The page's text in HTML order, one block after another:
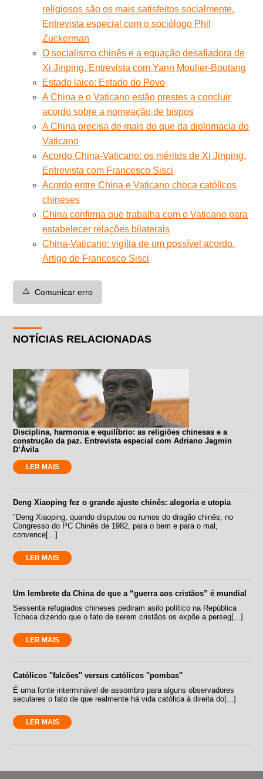
religiosos são os mais satisfeitos socialmente.
Entrevista especial com o sociólogo Phil
Zuckerman
O socialismo chinês e a equação desafiadora de
Xi Jinping. Entrevista com Yann Moulier-Boutang
Estado laico: Estado do Povo
A China e o Vaticano estão prestes a concluir
acordo sobre a nomeação de bispos
A China precisa de mais do que da diplomacia do
Vaticano
Acordo China-Vaticano: os méritos de Xi Jinping.
Entrevista com Francesco Sisci
Acordo entre China e Vaticano choca católicos
chineses
China confirma que trabalha com o Vaticano para
estabelecer relações bilaterais
China-Vaticano: vigília de um possível acordo.
Artigo de Francesco Sisci
⚠️ Comunicar erro
NOTÍCIAS RELACIONADAS
Disciplina, harmonia e equilíbrio: as religiões chinesas e a
construção da paz. Entrevista especial com Adriano Jagmin
D’Ávila
LER MAIS
Deng Xiaoping fez o grande ajuste chinês: alegoria e utopia
"Deng Xiaoping, quando disputou os rumos do dragão chinês, no
Congresso do PC Chinês de 1982, para o bem e para o mal,
convence[...]
LER MAIS
Um lembrete da China de que a “guerra aos cristãos” é mundial
Sessenta refugiados chineses pediram asilo político na República
Tcheca dizendo que o fato de serem cristãos os expõe a perseg[...]
LER MAIS
Católicos ''falcões'' versus católicos ''pombas''
É uma fonte interminável de assombro para alguns observadores
seculares o fato de que realmente há vida católica à direita do[...]
LER MAIS